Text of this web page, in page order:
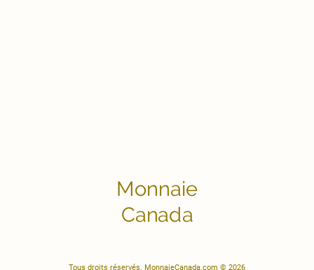
Monnaie
Canada
Tous droits réservés. MonnaieCanada.com © 2026